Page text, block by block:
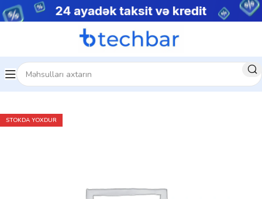
Ev Noutbuklar Gaming Notebooklar
STOKDA YOXDUR